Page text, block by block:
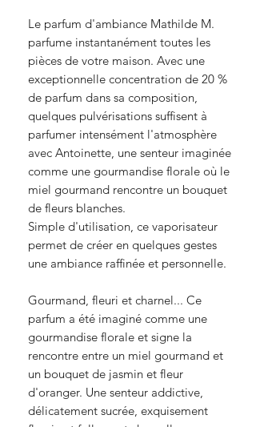
Le parfum d'ambiance Mathilde M.
parfume instantanément toutes les
pièces de votre maison. Avec une
exceptionnelle concentration de 20 %
de parfum dans sa composition,
quelques pulvérisations suffisent à
parfumer intensément l'atmosphère
avec Antoinette, une senteur imaginée
comme une gourmandise florale où le
miel gourmand rencontre un bouquet
de fleurs blanches.
Simple d'utilisation, ce vaporisateur
permet de créer en quelques gestes
une ambiance raffinée et personnelle.
Gourmand, fleuri et charnel... Ce
parfum a été imaginé comme une
gourmandise florale et signe la
rencontre entre un miel gourmand et
un bouquet de jasmin et fleur
d'oranger. Une senteur addictive,
délicatement sucrée, exquisement